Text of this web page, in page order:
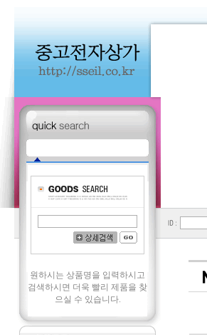
원하시는 상품명을 입력하시고
검색하시면 더욱 빨리 제품을 찾
으실 수 있습니다.